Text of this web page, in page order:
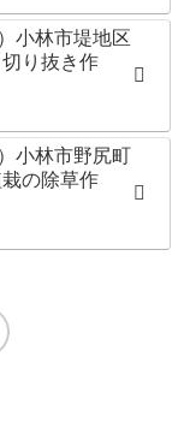
小林市堤地区
切り抜き作
小林市野尻町
の除草作